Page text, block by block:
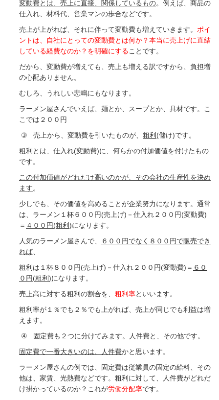
変動費とは、売上に直接、関係しているもの。例えば、商品の
仕入れ、材料代、営業マンの歩合などです。
売上が上がれば、それに伴って変動費も増えていきます。 ポイ
ントは、自社にとっての変動費とは何か？本当に売上げに直結
している経費なのか？を明確にすることです。
だから、変動費が増えても、売上も増える訳ですから、負担増
の心配ありません。
むしろ、うれしい悲鳴にもなります。
ラーメン屋さんでいえば、麺とか、スープとか、具材です。こ
こでは２００円
③
売上から、変動費を引いたものが、 粗利 (儲け)です。
粗利とは、仕入れ(変動費)に、何らかの付加価値を付けたもの
です。
この付加価値がどれだけ高いのかが、その会社の生産性を決め
ます。
少しでも、その価値を高めることが企業努力になります。 通常
は、ラーメン１杯６００円(売上げ) －仕入れ２００円(変動費)
＝ ４００円(粗利 )になります。
人気のラーメン屋さんで、
６００円でなく８００円で販売でき
れば
粗利は１杯８００円(売上げ) －仕入れ２００円(変動費) ＝ ６０
０円(粗利 )になります。
売上高に対する粗利の割合を、 粗利率といいます。
粗利率が１％でも２％でも上がれば、売上が同じでも利益は増
えます。
④
固定費も２つに分けてみます。人件費と、その他です。
固定費で一番大きいのは、人件費かと思います。
ラーメン屋さんの例では、固定費は従業員の固定の給料、その
他は、家賃、光熱費などです。 粗利に対して、人件費がどれだ
け掛かっているのか？これが労働分配率です。